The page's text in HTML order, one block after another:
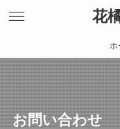
花
ホ
お問い合わせ